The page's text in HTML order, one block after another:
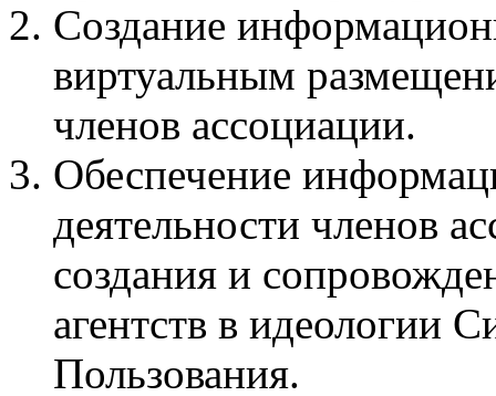
Создание
виртуальным
членов ассоциации.
Обеспечение
деятельности членов
создания и
агентств в идеологии
Пользования.